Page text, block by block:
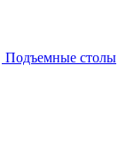
Подъемные столы